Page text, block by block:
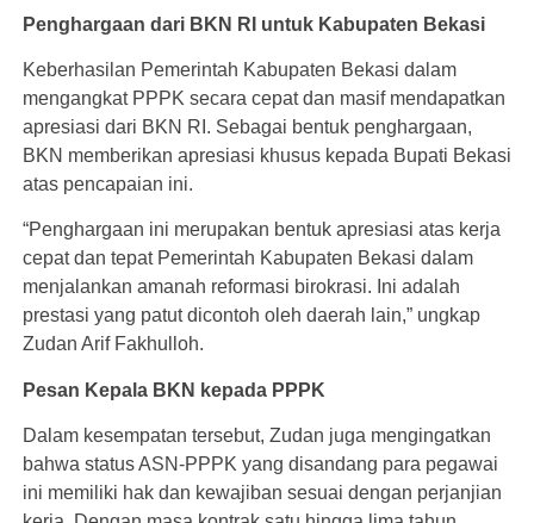
Penghargaan dari BKN RI untuk Kabupaten Bekasi
Keberhasilan Pemerintah Kabupaten Bekasi dalam
mengangkat PPPK secara cepat dan masif mendapatkan
apresiasi dari BKN RI. Sebagai bentuk penghargaan,
BKN memberikan apresiasi khusus kepada Bupati Bekasi
atas pencapaian ini.
“Penghargaan ini merupakan bentuk apresiasi atas kerja
cepat dan tepat Pemerintah Kabupaten Bekasi dalam
menjalankan amanah reformasi birokrasi. Ini adalah
prestasi yang patut dicontoh oleh daerah lain,” ungkap
Zudan Arif Fakhulloh.
Pesan Kepala BKN kepada PPPK
Dalam kesempatan tersebut, Zudan juga mengingatkan
bahwa status ASN-PPPK yang disandang para pegawai
ini memiliki hak dan kewajiban sesuai dengan perjanjian